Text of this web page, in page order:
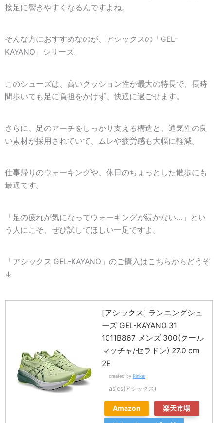
接足に響きやすくなるんですよね。
そんな方におすすめなのが、アシックスの「GEL-
KAYANO」シリーズ。
このシューズは、高いクッション性が最大の特長で、長時
間歩いても足に負担をかけず、快適に過ごせます。
さらに、足のアーチをしっかり支える構造と、通気性の良
い素材が採用されていて、ムレや疲労感も大幅に軽減。
仕事帰りのウォーキングや、休日のちょっとした散歩にも
最適です。
「足の疲れが気になってウォーキングが続かない…」とい
う人にこそ、ぜひ試してほしい一足ですよ。
「アシックス GEL-KAYANO」のご購入はこちらからどうぞ
↓
[アシックス] ランニングシュ
ーズ GEL-KAYANO 31
1011B867 メンズ 300(クール
マッチャ/セラドン) 27.0 cm
2E
created by Rinker
asics(アシックス)
Amazon
楽天市場